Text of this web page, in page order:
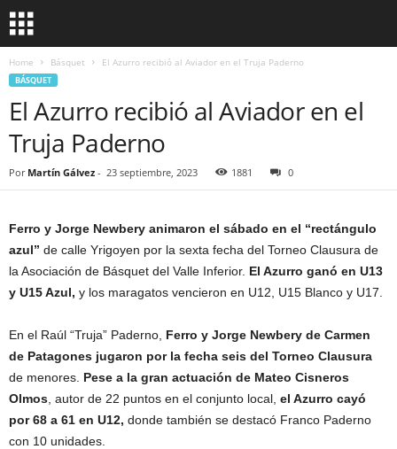
Home Básquet El Azurro recibió al Aviador en el Truja Paderno
BÁSQUET
El Azurro recibió al Aviador en el
Truja Paderno
Por Martín Gálvez - 23 septiembre, 2023 1881 0
Ferro y Jorge Newbery animaron el sábado en el “rectángulo
azul” de calle Yrigoyen por la sexta fecha del Torneo Clausura de
la Asociación de Básquet del Valle Inferior. El Azurro ganó en U13
y U15 Azul, y los maragatos vencieron en U12, U15 Blanco y U17.
En el Raúl “Truja” Paderno, Ferro y Jorge Newbery de Carmen
de Patagones jugaron por la fecha seis del Torneo Clausura
de menores. Pese a la gran actuación de Mateo Cisneros
Olmos , autor de 22 puntos en el conjunto local, el Azurro cayó
por 68 a 61 en U12, donde también se destacó Franco Paderno
con 10 unidades.